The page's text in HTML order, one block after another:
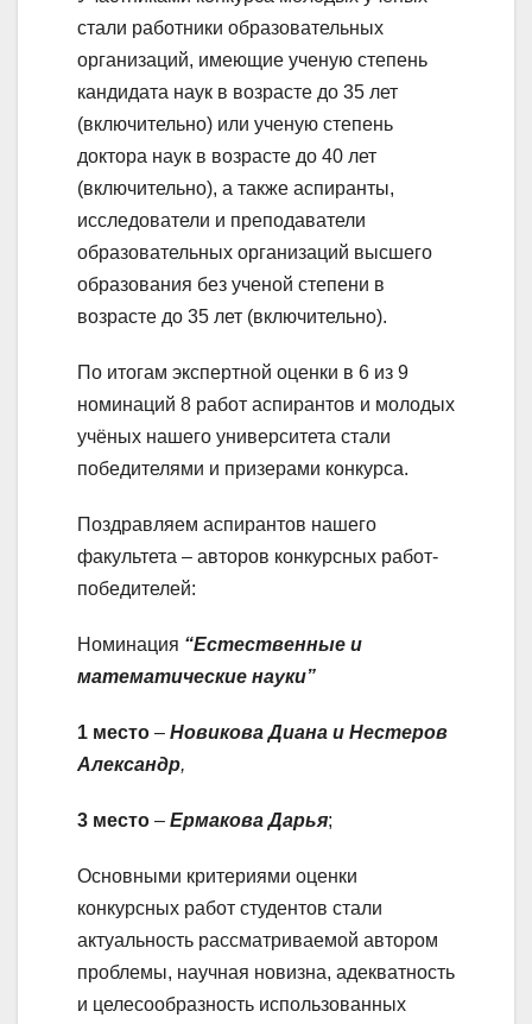
стали работники образовательных
организаций, имеющие ученую степень
кандидата наук в возрасте до 35 лет
(включительно) или ученую степень
доктора наук в возрасте до 40 лет
(включительно), а также аспиранты,
исследователи и преподаватели
образовательных организаций высшего
образования без ученой степени в
возрасте до 35 лет (включительно).
По итогам экспертной оценки в 6 из 9
номинаций 8 работ аспирантов и молодых
учёных нашего университета стали
победителями и призерами конкурса.
Поздравляем аспирантов нашего
факультета – авторов конкурсных работ-
победителей:
Номинация “Естественные и
математические науки”
1 место – Новикова Диана и Нестеров
Александр,
3 место – Ермакова Дарья;
Основными критериями оценки
конкурсных работ студентов стали
актуальность рассматриваемой автором
проблемы, научная новизна, адекватность
и целесообразность использованных